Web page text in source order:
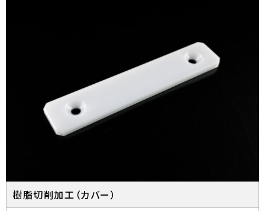
樹脂切削加工（カバー）